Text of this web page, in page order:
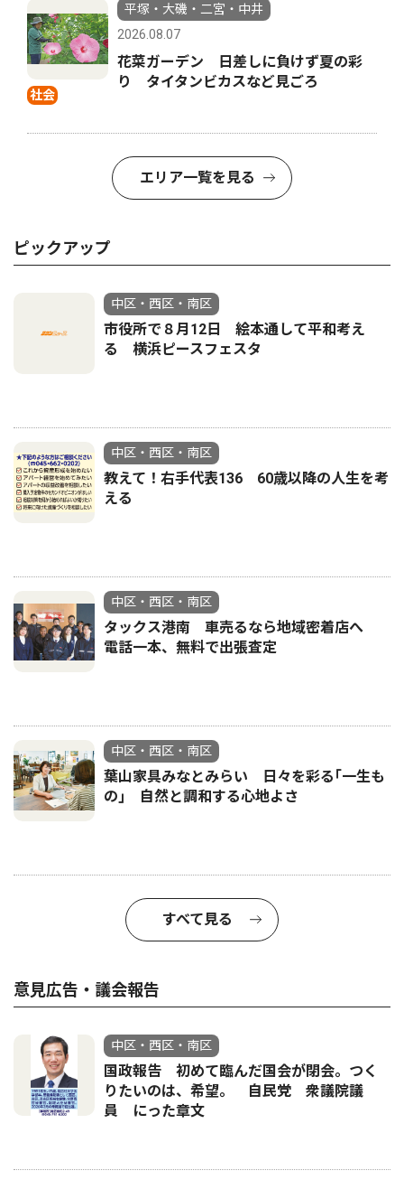
社会
平塚・大磯・二宮・中井
2026.08.07
花菜ガーデン 日差しに負けず夏の彩
り タイタンビカスなど見ごろ
エリア一覧を見る
ピックアップ
中区・西区・南区
市役所で８月12日 絵本通して平和考え
る 横浜ピースフェスタ
中区・西区・南区
教えて！右手代表136 60歳以降の人生を考
える
中区・西区・南区
タックス港南 車売るなら地域密着店へ
電話一本、無料で出張査定
中区・西区・南区
葉山家具みなとみらい 日々を彩る｢一生も
の｣ 自然と調和する心地よさ
すべて見る
意見広告・議会報告
中区・西区・南区
国政報告 初めて臨んだ国会が閉会。つく
りたいのは、希望。 自民党 衆議院議
員 にった章文